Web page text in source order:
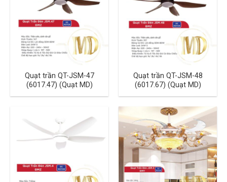
Quạt trần QT-JSM-47
(6017.47) (Quạt MD)
Quạt trần QT-JSM-48
(6017.67) (Quạt MD)